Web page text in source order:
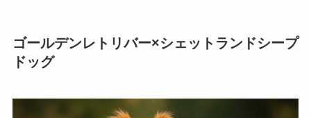
ゴールデンレトリバー×シェットランドシープ
ドッグ